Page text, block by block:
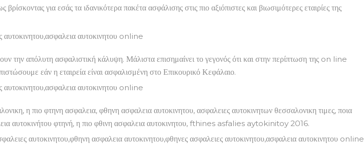
για εσάς τα ιδανικότερα πακέτα ασφάλισης στις πιο αξιόπιστες και βιωσιμότερες εταιρίες της
την απόλυτη ασφαλιστική κάλυψη. Μάλιστα επισημαίνει το γεγονός ότι και στην περίπτωση της on line
εάν η εταιρεία είναι ασφαλισμένη στο Επικουρικό Κεφάλαιο.
η πιο φτηνη ασφαλεια, φθηνη ασφαλεια αυτοκινητου, ασφαλειες αυτοκινητων θεσσαλονικη τιμες, ποια
αυτοκινήτου φτηνή, η πιο φθινη ασφαλεια αυτοκινητου, fthines asfalies aytokinitoy 2016.